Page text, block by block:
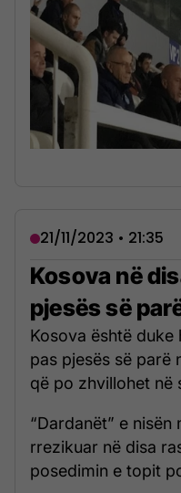
21/11/2023 • 21:35
Kosova në
pjesës së
Kosova është
pas pjesës së parë
që po zhvillohet në
“Dardanët” e
rrezikuar në disa
posedimin e topit